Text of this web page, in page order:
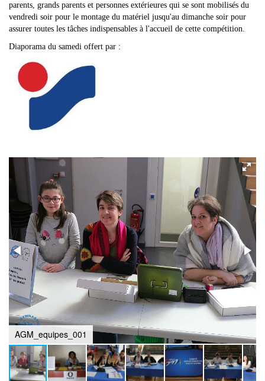
parents, grands parents et personnes extérieures qui se sont mobilisés du
vendredi soir pour le montage du matériel jusqu'au dimanche soir pour
assurer toutes les tâches indispensables à l'accueil de cette compétition.
Diaporama du samedi offert par :
AGM_equipes_001